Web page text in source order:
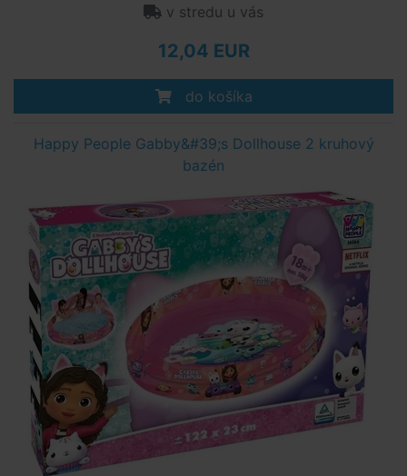
v stredu u vás
12,04 EUR
do košíka
Happy People Gabby&#39;s Dollhouse 2 kruhový
bazén